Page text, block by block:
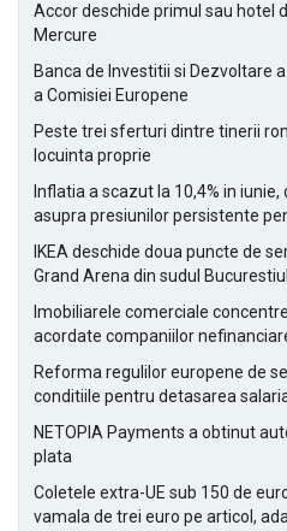
Accor deschide primul sau hotel
Mercure
Banca de Investitii si Dezvoltare
a Comisiei Europene
Peste trei sferturi dintre tinerii
locuinta proprie
Inflatia a scazut la 10,4% in
asupra presiunilor persistente
IKEA deschide doua puncte de
Grand Arena din sudul
Imobiliarele comerciale
acordate companiilor
Reforma regulilor europene de
conditiile pentru detasarea
NETOPIA Payments a obtinut
plata
Coletele extra-UE sub 150 de
vamala de trei euro pe articol,